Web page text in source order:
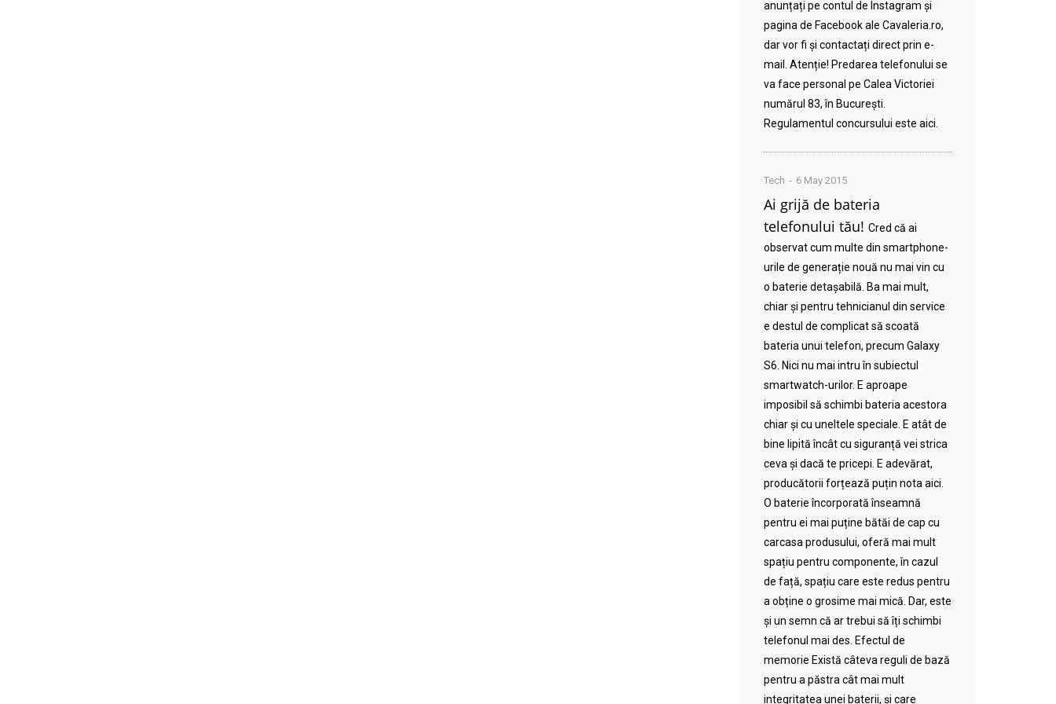
anunțați pe contul de Instagram și
pagina de Facebook ale Cavaleria.ro,
dar vor fi și contactați direct prin e-
mail. Atenție! Predarea telefonului se
va face personal pe Calea Victoriei
numărul 83, în București.
Regulamentul concursului este aici.
Tech 6 May 2015
Ai grijă de bateria
telefonului tău! Cred că ai
observat cum multe din smartphone-
urile de generație nouă nu mai vin cu
o baterie detașabilă. Ba mai mult,
chiar și pentru tehnicianul din service
e destul de complicat să scoată
bateria unui telefon, precum Galaxy
S6. Nici nu mai intru în subiectul
smartwatch-urilor. E aproape
imposibil să schimbi bateria acestora
chiar și cu uneltele speciale. E atât de
bine lipită încât cu siguranță vei strica
ceva și dacă te pricepi. E adevărat,
producătorii forțează puțin nota aici.
O baterie încorporată înseamnă
pentru ei mai puține bătăi de cap cu
carcasa produsului, oferă mai mult
spațiu pentru componente, în cazul
de față, spațiu care este redus pentru
a obține o grosime mai mică. Dar, este
și un semn că ar trebui să îți schimbi
telefonul mai des. Efectul de
memorie Există câteva reguli de bază
pentru a păstra cât mai mult
integritatea unei baterii, și care